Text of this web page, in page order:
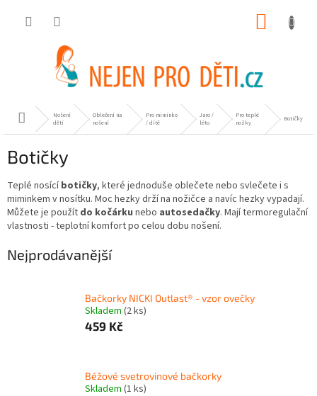
Domů
Nošení
dětí
Oblečení na
nošení
Pro miminko
/ dítě
Jaro /
léto
Pro teplé
nožky
Botičky
Botičky
Teplé nosícíbotičky, které jednoduše oblečete nebo svlečete i s
miminkem v nosítku. Moc hezky drží na nožičce a navíc hezky vypadají.
Můžete je použít do kočárku nebo autosedačky. Mají termoregulační
vlastnosti - teplotní komfort po celou dobu nošení.
Nejprodávanější
Bačkorky NICKI Outlast® - vzor ovečky
Skladem (2 ks)
459 Kč
Béžové svetrovinové bačkorky
Skladem (1 ks)